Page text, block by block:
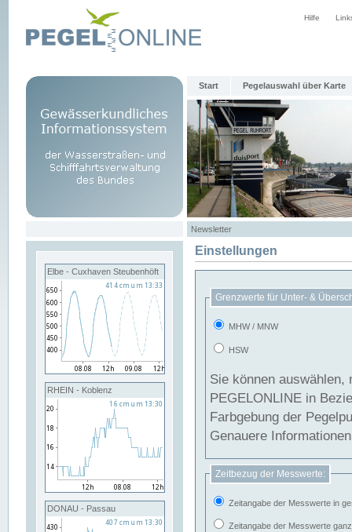
Hilfe
Start Pegelauswahl über Karte
Newsletter
Elbe - Cuxhaven Steubenhöft
RHEIN - Koblenz
DONAU - Passau
Einstellungen
Grenzwerte für Unter- &
MHW / MNW
HSW
Sie können
PEGELONLINE in Beziehung
Farbgebung der
Genauere
Zeitbezug der Messwerte:
Zeitangabe der Messwerte in
Zeitangabe der Messwerte